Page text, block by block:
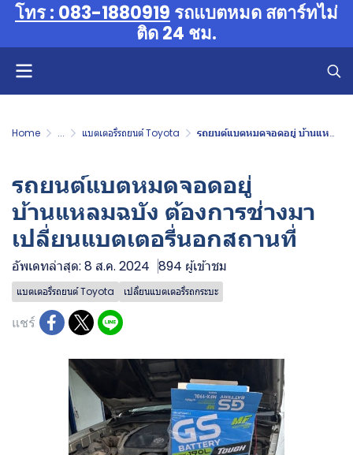
โทร : 083-1880919 รถแบตหมด สตาร์ทไม่
ติด 24 ชม.
Home ... แบตเตอรี่รถยนต์ Toyota รถยนต์แบตหมดจอดอยู่ บ้านแหลมฉบัง ต้องการช่างมาเปลี่ยนแบตเตอรี่นอกสถานที่
รถยนต์แบตหมดจอดอยู่
บ้านแหลมฉบัง ต้องการช่างมา
เปลี่ยนแบตเตอรี่นอกสถานที่
อัพเดทล่าสุด: 8 ส.ค. 2024 894 ผู้เข้าชม
แบตเตอรี่รถยนต์ Toyota เปลี่ยนแบตเตอรี่รถกระบะ
แชร์